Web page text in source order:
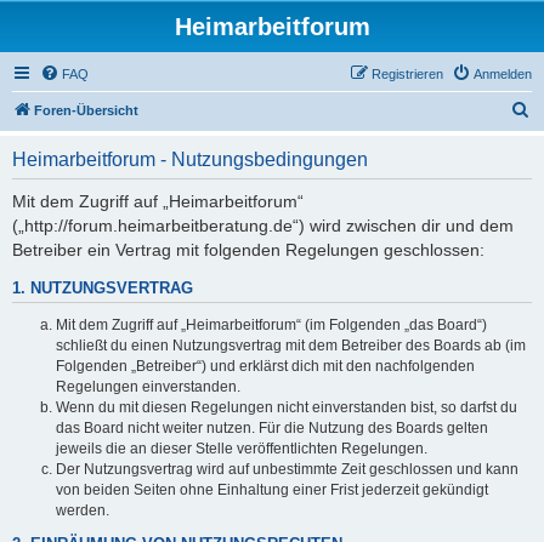
Heimarbeitforum
FAQ Anmelden
Registrieren
Foren-Übersicht
Heimarbeitforum - Nutzungsbedingungen
Mit dem Zugriff auf „Heimarbeitforum“
(„http://forum.heimarbeitberatung.de“) wird zwischen dir und dem
Betreiber ein Vertrag mit folgenden Regelungen geschlossen:
1. NUTZUNGSVERTRAG
Mit dem Zugriff auf „Heimarbeitforum“ (im Folgenden „das Board“)
schließt du einen Nutzungsvertrag mit dem Betreiber des Boards ab (im
Folgenden „Betreiber“) und erklärst dich mit den nachfolgenden
Regelungen einverstanden.
Wenn du mit diesen Regelungen nicht einverstanden bist, so darfst du
das Board nicht weiter nutzen. Für die Nutzung des Boards gelten
jeweils die an dieser Stelle veröffentlichten Regelungen.
Der Nutzungsvertrag wird auf unbestimmte Zeit geschlossen und kann
von beiden Seiten ohne Einhaltung einer Frist jederzeit gekündigt
werden.